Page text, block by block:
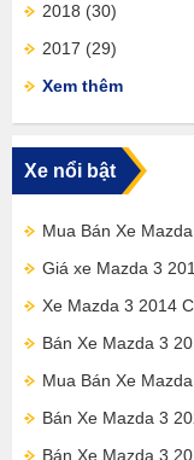
2018 (30)
2017 (29)
Xem thêm
Xe nổi bật
Mua Bán Xe
Giá xe Mazda 3
Xe Mazda 3 2014
Bán Xe Mazda 3
Mua Bán Xe
Bán Xe Mazda 3
Bán Xe Mazda 3